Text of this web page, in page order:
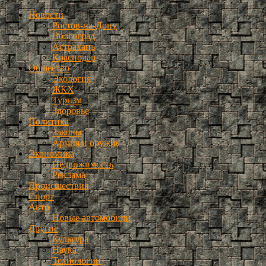
Новости
Ростов-на-Дону
Волгоград
Астрахань
Краснодар
Общество
Экология
ЖКХ
Туризм
Здоровье
Политика
Законы
Армия и оружие
Экономика
Недвижимость
Реклама
Происшествия
Спорт
Авто
Новые автомобили
Другие
Культура
Наука
Технологии